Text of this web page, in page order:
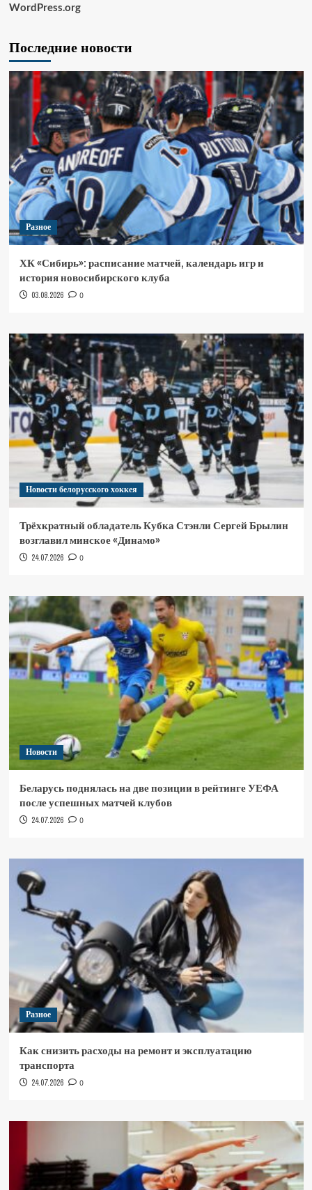
WordPress.org
Последние новости
Разное
ХК «Сибирь»: расписание матчей, календарь игр и
история новосибирского клуба
03.08.2026 0
Новости белорусского хоккея
Трёхкратный обладатель Кубка Стэнли Сергей Брылин
возглавил минское «Динамо»
24.07.2026 0
Новости
Беларусь поднялась на две позиции в рейтинге УЕФА
после успешных матчей клубов
24.07.2026 0
Разное
Как снизить расходы на ремонт и эксплуатацию
транспорта
24.07.2026 0